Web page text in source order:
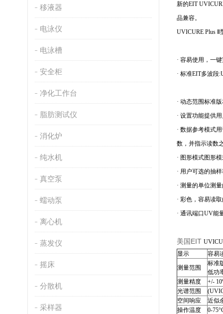
移液器
电泳仪
电泳槽
安全柜
净化工作台
脂肪测试仪
消化炉
纯水机
真空泵
蠕动泵
离心机
蒸发仪
摇床
分散机
采样器
新的EIT
品兼容。
UVICURE Plus
· 容易使用，一
· 标准EIT多波段
· 动态范围标准
· 设置功能提供
· 数据参考模式
数，并指示读数
· 图形模式图形
· 用户可选的抽
· 测量的单位测
· 彩色，容易读
· 通讯端口UV能
美国EIT
显示
容易
测量范围
标准
低功
测量精度
+/-
光谱范围
空间响应
近似
操作温度
0-